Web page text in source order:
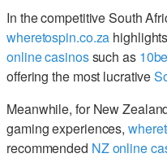
In the competitive South
wheretospin.co.za
online casinossuch as
offering the most lucrative
Meanwhile, for New
gaming experiences,
recommended NZ online